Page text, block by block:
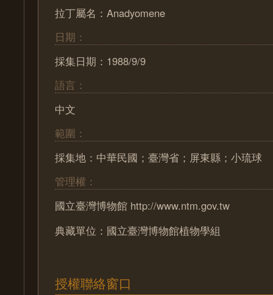
拉丁屬名：Anadyomene
日期：
採集日期：1988/9/9
語言：
中文
範圍：
採集地：中華民國；臺灣省；屏東縣；小琉球
管理權：
國立臺灣博物館 http://www.ntm.gov.tw
典藏單位：國立臺灣博物館植物學組
授權聯絡窗口